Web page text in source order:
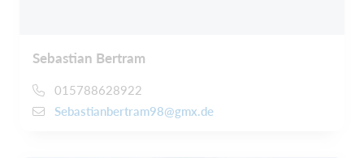
Sebastian Bertram
015788628922
Sebastianbertram98@gmx.de